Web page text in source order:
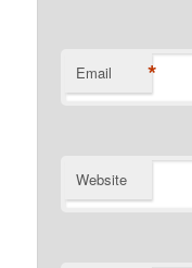
Email *
Website